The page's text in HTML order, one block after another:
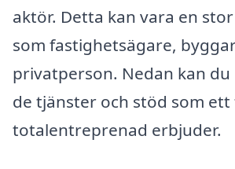
aktör. Detta kan vara en
som fastighetsägare,
privatperson. Nedan kan du
de tjänster och stöd som
totalentreprenad erbjuder.